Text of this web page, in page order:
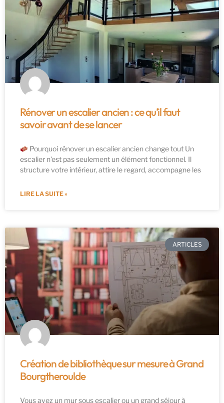
Rénover un escalier ancien : ce qu’il faut
savoir avant de se lancer
Pourquoi rénover un escalier ancien change tout Un
escalier n’est pas seulement un élément fonctionnel. Il
structure votre intérieur, attire le regard, accompagne les
LIRE LA SUITE »
ARTICLES
Création de bibliothèque sur mesure à Grand
Bourgtheroulde
Vous avez un mur sous escalier ou un grand séjour à